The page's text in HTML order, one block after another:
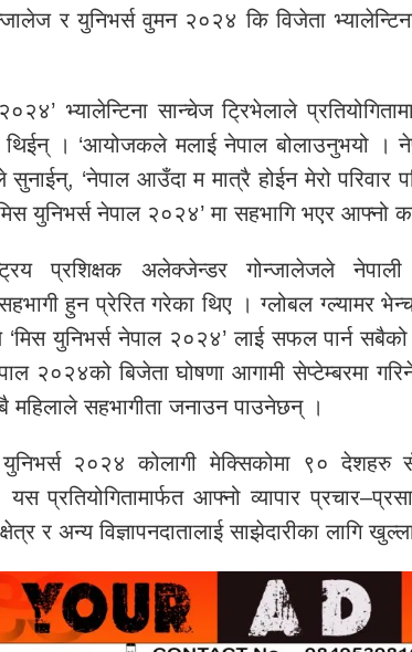
र युनिभर्स वुमन २०२४ कि विजेता
भ्यालेन्टिना सान्चेज ट्रिभेलाले
थिईन् । ‘आयोजकले मलाई नेपाल बोलाउनुभयो ।
सुनाईन्, ‘नेपाल आउँदा म मात्रै होईन मेरो
युनिभर्स नेपाल २०२४’ मा सहभागि भएर आफ्नो
प्रशिक्षक अलेक्जेन्डर गोन्जालेजले
सहभागी हुन प्रेरित गरेका थिए । ग्लोबल ग्ल्यामर
युनिभर्स नेपाल २०२४’ लाई सफल पार्न
२०२४को बिजेता घोषणा आगामी सेप्टेम्बरमा
महिलाले सहभागीता जनाउन पाउनेछन् ।
२०२४ कोलागी मेक्सिकोमा ९० देशहरु
प्रतियोगितामार्फत आफ्नो व्यापार
क्षेत्र र अन्य विज्ञापनदातालाई साझेदारीका लागि